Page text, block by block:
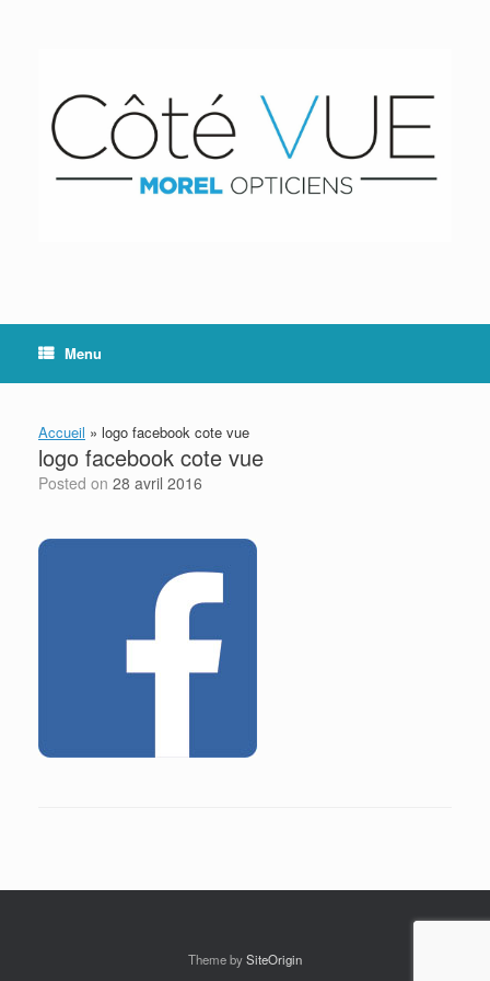
Menu
Accueil » logo facebook cote vue
logo facebook cote vue
Posted on 28 avril 2016
Theme bySiteOrigin